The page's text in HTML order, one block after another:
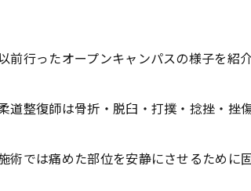
前行ったオープンキャンパスの様子を紹介
道整復師は骨折・脱臼・打撲・捻挫・挫
術では痛めた部位を安静にさせるために